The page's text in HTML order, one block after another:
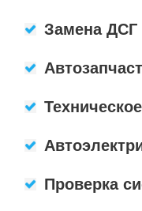
Замена ДСГ
Проверка